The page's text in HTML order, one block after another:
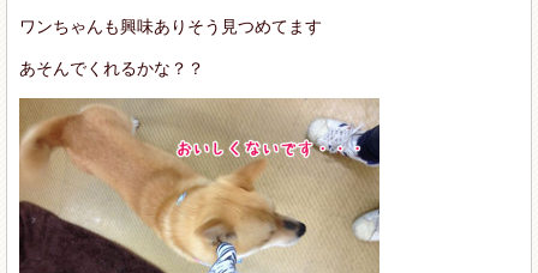
ワンちゃんも興味ありそう見つめてます
あそんでくれるかな？？